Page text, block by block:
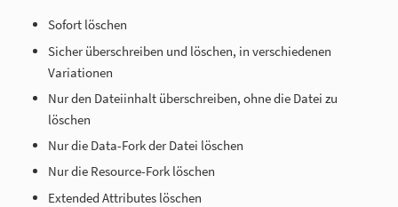
Sofort löschen
Sicher überschreiben und löschen, in verschiedenen
Variationen
Nur den Dateiinhalt überschreiben, ohne die Datei zu
löschen
Nur die Data-Fork der Datei löschen
Nur die Resource-Fork löschen
Extended Attributes löschen